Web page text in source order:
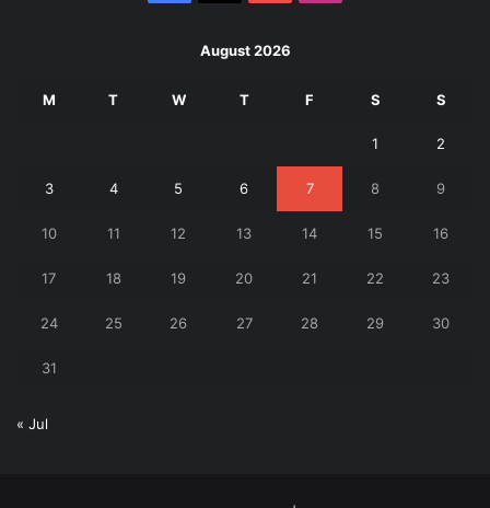
August 2026
M T W T F S S
1 2
3 4 5 6 7 8 9
10 11 12 13 14 15 16
17 18 19 20 21 22 23
24 25 26 27 28 29 30
31
« Jul